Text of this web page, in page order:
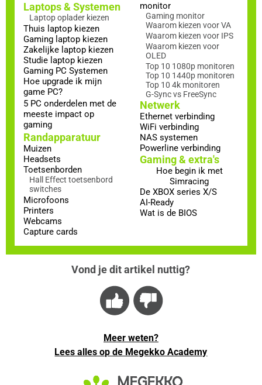
Laptops & Systemen
Laptop oplader kiezen
Thuis laptop kiezen
Gaming laptop kiezen
Zakelijke laptop kiezen
Studie laptop kiezen
Gaming PC Systemen
Hoe upgrade ik mijn
game PC?
5 PC onderdelen met de
meeste impact op
gaming
Randapparatuur
Muizen
Headsets
Toetsenborden
Hall Effect toetsenbord
switches
Microfoons
Printers
Webcams
Capture cards
monitor
Gaming monitor
Waarom kiezen voor VA
Waarom kiezen voor IPS
Waarom kiezen voor
OLED
Top 10 1080p monitoren
Top 10 1440p monitoren
Top 10 4k monitoren
G-Sync vs FreeSync
Netwerk
Ethernet verbinding
WiFi verbinding
NAS systemen
Powerline verbinding
Gaming & extra's
Hoe begin ik met
Simracing
De XBOX series X/S
AI-Ready
Wat is de BIOS
Vond je dit artikel nuttig?
Meer weten?
Lees alles op de Megekko Academy